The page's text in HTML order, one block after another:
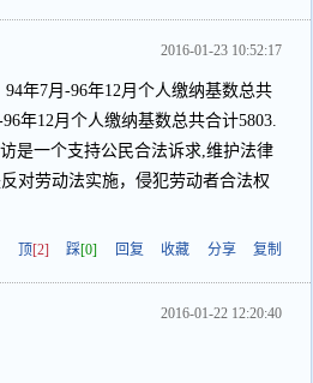
2016-01-23 10:52:17
年7月-96年12月个人缴纳基数总共
年12月个人缴纳基数总共合计5803.
是一个支持公民合法诉求,维护法律
对劳动法实施，侵犯劳动者合法权
顶[2] 踩[0] 回复 收藏 分享 复制
2016-01-22 12:20:40